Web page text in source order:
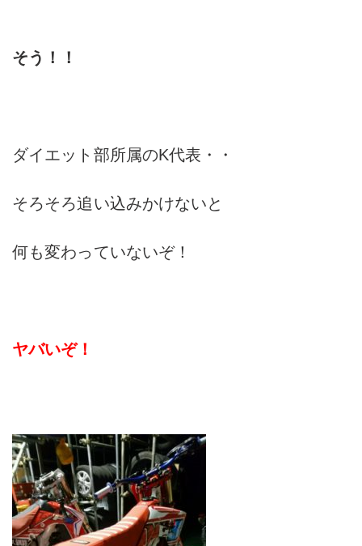
そう！！
ダイエット部所属のK代表・・
そろそろ追い込みかけないと
何も変わっていないぞ！
ヤバいぞ！